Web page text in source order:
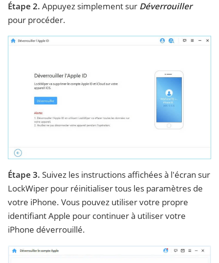
Étape 2. Appuyez simplement sur Déverrouiller
pour procéder.
Étape 3. Suivez les instructions affichées à l'écran sur
LockWiper pour réinitialiser tous les paramètres de
votre iPhone. Vous pouvez utiliser votre propre
identifiant Apple pour continuer à utiliser votre
iPhone déverrouillé.